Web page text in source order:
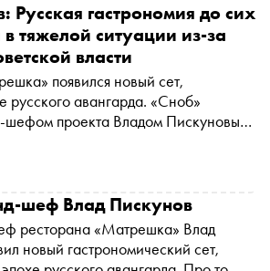
Русская гастрономия до сих
тяжелой ситуации из-за
власти
появился новый сет,
русского авангарда. «Сноб»
шефом проекта Владом Пискуновым,
времен НЭПа, вкусах,
бы не революция 1917 года
шеф Влад Пискунов
ресторана «Матрешка» Влад
новый гастрономический сет,